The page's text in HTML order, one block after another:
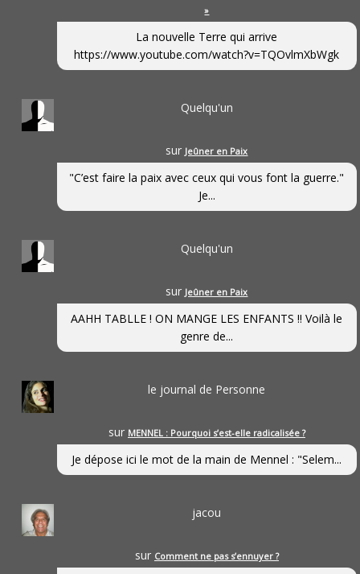
»
La nouvelle Terre qui arrive
https://www.youtube.com/watch?v=TQOvlmXbWgk
Quelqu'un
sur Jeûner en Paix
"C’est faire la paix avec ceux qui vous font la guerre."
Je...
Quelqu'un
sur Jeûner en Paix
AAHH TABLLE ! ON MANGE LES ENFANTS !! Voilà le
genre de...
le journal de Personne
sur MENNEL : Pourquoi s’est-elle radicalisée ?
Je dépose ici le mot de la main de Mennel : "Selem...
jacou
sur Comment ne pas s’ennuyer ?